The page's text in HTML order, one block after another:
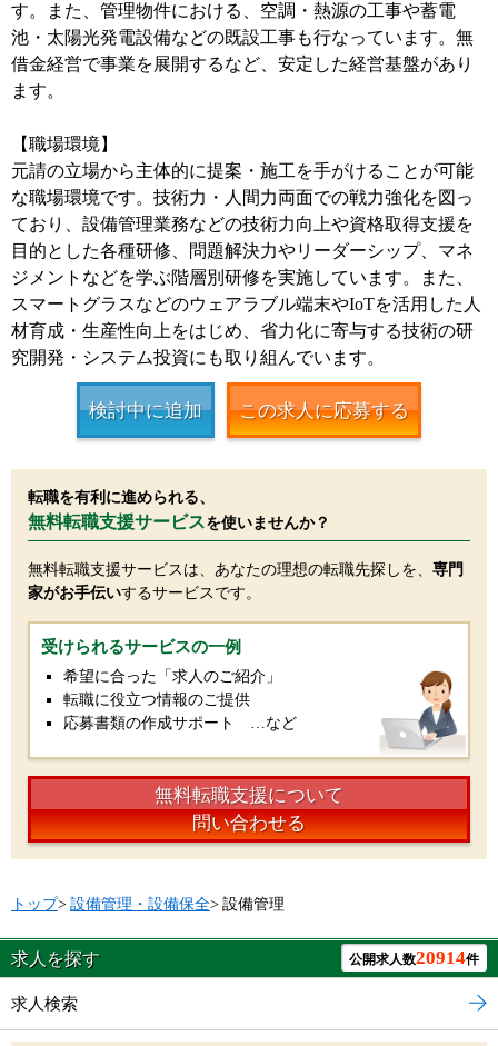
す。また、管理物件における、空調・熱源の工事や蓄電
池・太陽光発電設備などの既設工事も行なっています。無
借金経営で事業を展開するなど、安定した経営基盤があり
ます。
【職場環境】
元請の立場から主体的に提案・施工を手がけることが可能
な職場環境です。技術力・人間力両面での戦力強化を図っ
ており、設備管理業務などの技術力向上や資格取得支援を
目的とした各種研修、問題解決力やリーダーシップ、マネ
ジメントなどを学ぶ階層別研修を実施しています。また、
スマートグラスなどのウェアラブル端末やIoTを活用した人
材育成・生産性向上をはじめ、省力化に寄与する技術の研
究開発・システム投資にも取り組んでいます。
検討中に追加 この求人に応募する
転職を有利に進められる、
無料転職支援サービスを使いませんか？
無料転職支援サービスは、あなたの理想の転職先探しを、 専門
家がお手伝いするサービスです。
受けられるサービスの一例
希望に合った「求人のご紹介」
転職に役立つ情報のご提供
応募書類の作成サポート …など
無料転職支援について
問い合わせる
トップ> 設備管理・設備保全> 設備管理
求人を探す 公開求人数20914件
求人検索